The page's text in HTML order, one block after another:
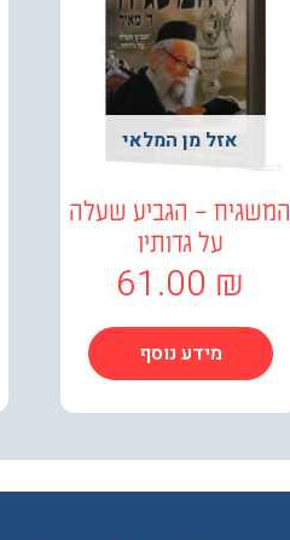
אזל מן המלאי
המשגיח – הגביע שעלה
על גדותיו
61.00 ₪
מידע נוסף